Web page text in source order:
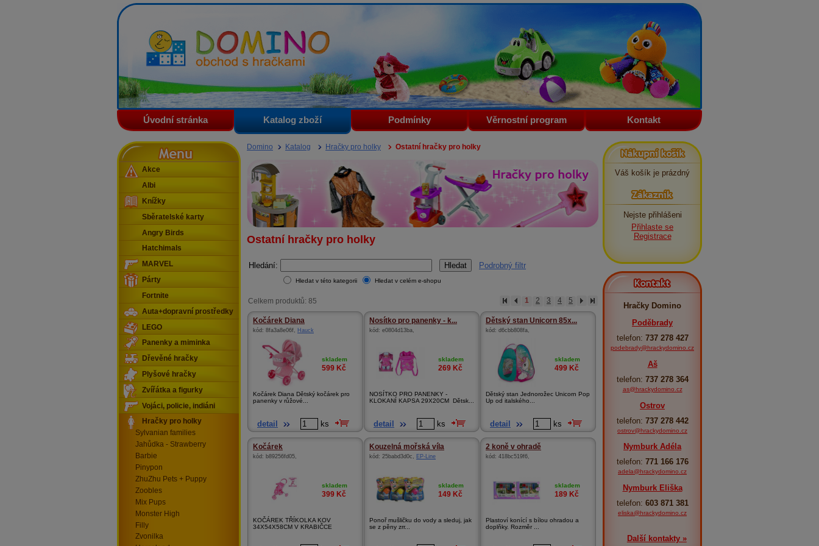
Domino - obchod s hračkami
Úvodní stránka Katalog zboží Podmínky Věrnostní program Kontakt
Domino Katalog Hračky pro holky Ostatní hračky pro holky
Ostatní hračky pro holky
Hledání: Podrobný filtr
Hledat v této kategorii Hledat v celém e-shopu
Celkem produktů: 85 1 2 3 4 5
Kočárek Diana
kód: 8fa3a8e06f, Hauck
skladem
599 Kč
Kočárek Diana Dětský kočárek pro
panenky v růžové...
detail ks
Nosítko pro panenky - k...
kód: e0804d13ba,
skladem
269 Kč
NOSÍTKO PRO PANENKY -
KLOKANÍ KAPSA 29X20CM Dětsk...
detail ks
Dětský stan Unicorn 85x...
kód: d6cbb808fa,
skladem
499 Kč
Dětský stan Jednorožec Unicorn Pop
Up od italského...
detail ks
Kočárek
kód: b89256fd05,
skladem
399 Kč
KOČÁREK TŘÍKOLKA KOV
34X54X58CM V KRABIČCE
Kouzelná mořská víla
kód: 25babd3d0c , EP-Line
skladem
149 Kč
Ponoř mušličku do vody a sleduj, jak
se z pěny zrr...
2 koně v ohradě
kód: 418bc519f6,
skladem
189 Kč
Plastoví konící s bílou ohradou a
doplňky. Rozměr ...
Menu
Akce
Albi
Knížky
Sběratelské karty
Angry Birds
Hatchimals
MARVEL
Párty
Fortnite
Auta+dopravní prostředky
LEGO
Panenky a miminka
Dřevěné hračky
Plyšové hračky
Zvířátka a figurky
Vojáci, policie, indiáni
Hračky pro holky
Sylvanian families
Jahůdka - Strawberry
Barbie
Pinypon
ZhuZhu Pets + Puppy
Zoobles
Mix Pups
Monster High
Filly
Zvonilka
Nákupní košík
Váš košík je prázdný
Zákazník
Nejste přihlášeni
Přihlaste se
Registrace
Kontakt
Hračky Domino
Poděbrady
telefon: 737 278 427
podebrady@hrackydomino.cz
Aš
telefon: 737 278 364
as@hrackydomino.cz
Ostrov
telefon: 737 278 442
ostrov@hrackydomino.cz
Nymburk Adéla
telefon: 771 166 176
adela@hrackydomino.cz
Nymburk Eliška
telefon: 603 871 381
eliska@hrackydomino.cz
Další kontakty »